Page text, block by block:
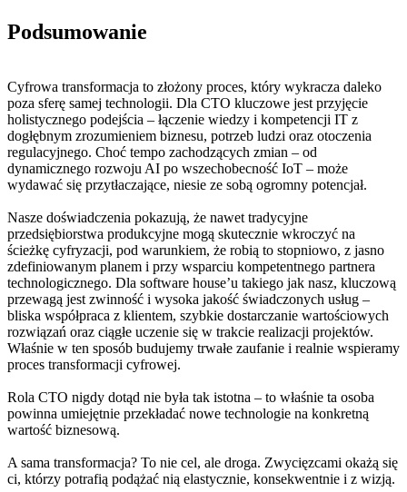
Podsumowanie
Cyfrowa transformacja to złożony proces, który wykracza daleko
poza sferę samej technologii. Dla CTO kluczowe jest przyjęcie
holistycznego podejścia – łączenie wiedzy i kompetencji IT z
dogłębnym zrozumieniem biznesu, potrzeb ludzi oraz otoczenia
regulacyjnego. Choć tempo zachodzących zmian – od
dynamicznego rozwoju AI po wszechobecność IoT – może
wydawać się przytłaczające, niesie ze sobą ogromny potencjał.
Nasze doświadczenia pokazują, że nawet tradycyjne
przedsiębiorstwa produkcyjne mogą skutecznie wkroczyć na
ścieżkę cyfryzacji, pod warunkiem, że robią to stopniowo, z jasno
zdefiniowanym planem i przy wsparciu kompetentnego partnera
technologicznego. Dla software house’u takiego jak nasz, kluczową
przewagą jest zwinność i wysoka jakość świadczonych usług –
bliska współpraca z klientem, szybkie dostarczanie wartościowych
rozwiązań oraz ciągłe uczenie się w trakcie realizacji projektów.
Właśnie w ten sposób budujemy trwałe zaufanie i realnie wspieramy
proces transformacji cyfrowej.
Rola CTO nigdy dotąd nie była tak istotna – to właśnie ta osoba
powinna umiejętnie przekładać nowe technologie na konkretną
wartość biznesową.
A sama transformacja? To nie cel, ale droga. Zwycięzcami okażą się
ci, którzy potrafią podążać nią elastycznie, konsekwentnie i z wizją.